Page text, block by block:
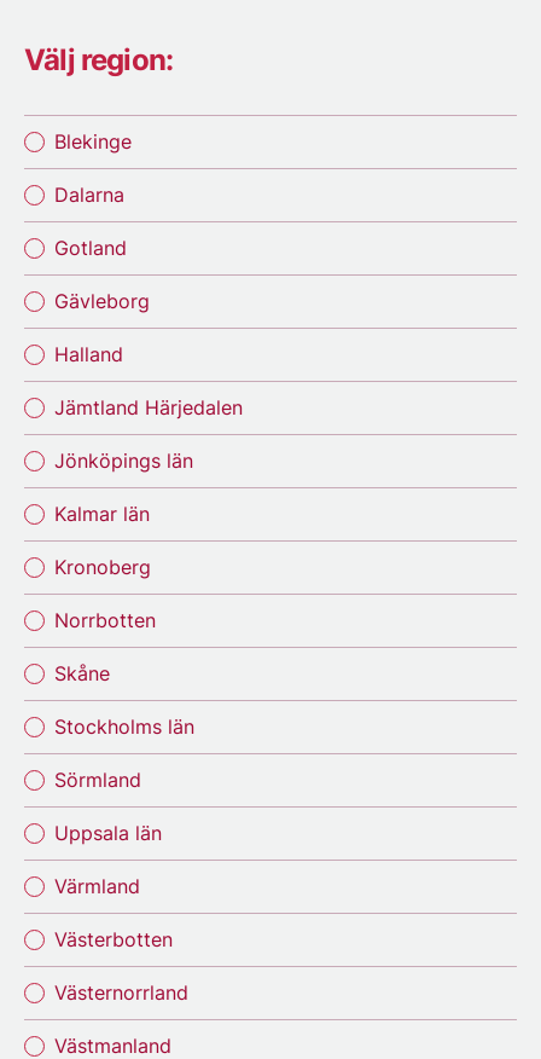
Välj region:
Blekinge
Dalarna
Gotland
Gävleborg
Halland
Jämtland Härjedalen
Jönköpings län
Kalmar län
Kronoberg
Norrbotten
Skåne
Stockholms län
Sörmland
Uppsala län
Värmland
Västerbotten
Västernorrland
Västmanland